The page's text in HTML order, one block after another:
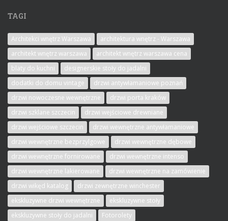
TAGI
Architekci wnętrz Warszawa
architektura wnętrz - Warszawa
architekt wnętrz warszawa
architekt wnętrz warszawa cena
blaty do kuchni
designerskie stoły do jadalni
dodatki do domu vintage
drzwi antywłamaniowe poznań
drzwi nowoczesne wewnętrzne
drzwi porta kraków
drzwi szklane szczecin
drzwi wejściowe drewniane
drzwi wejściowe szczecin
drzwi wewnętrzne antywłamaniowe
drzwi wewnętrzne bezprzylgowe
drzwi wewnętrzne dębowe
drzwi wewnętrzne fornirowane
drzwi wewnętrzne intenso
drzwi wewnętrzne lakierowane
drzwi wewnętrzne na zamówienie
drzwi wikęd katalog
drzwi zewnętrzne winchester
ekskluzywne drzwi wewnętrzne
ekskluzywne stoły
ekskluzywne stoły do jadalni
Fotorolety